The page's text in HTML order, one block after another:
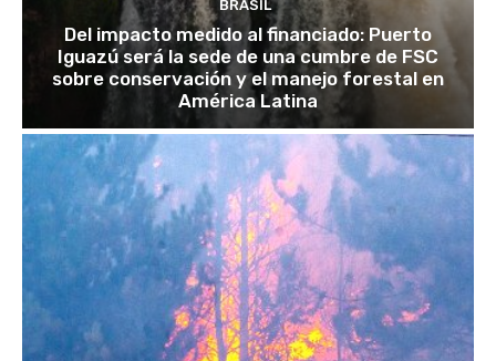
BRASIL
Del impacto medido al financiado: Puerto
Iguazú será la sede de una cumbre de FSC
sobre conservación y el manejo forestal en
América Latina